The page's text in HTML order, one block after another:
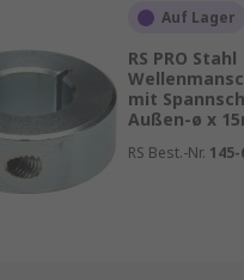
Auf Lager
RS PRO Stahl
mit
Außen-ø x
RS Best.-Nr. 145-